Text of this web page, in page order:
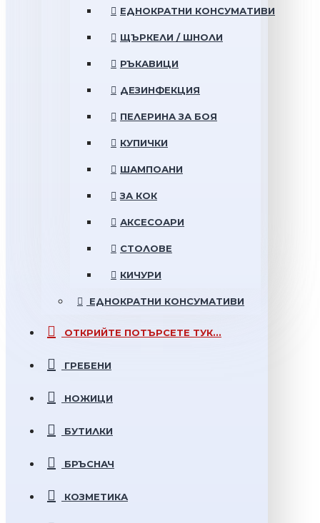
ЕДНОКРАТНИ КОНСУМАТИВИ
ЩЪРКЕЛИ / ШНОЛИ
РЪКАВИЦИ
ДЕЗИНФЕКЦИЯ
ПЕЛЕРИНА ЗА БОЯ
КУПИЧКИ
ШАМПОАНИ
ЗА КОК
АКСЕСОАРИ
СТОЛОВЕ
КИЧУРИ
ЕДНОКРАТНИ КОНСУМАТИВИ
ОТКРИЙТЕ ПОТЪРСЕТЕ ТУК...
ГРЕБЕНИ
НОЖИЦИ
БУТИЛКИ
БРЪСНАЧ
КОЗМЕТИКА